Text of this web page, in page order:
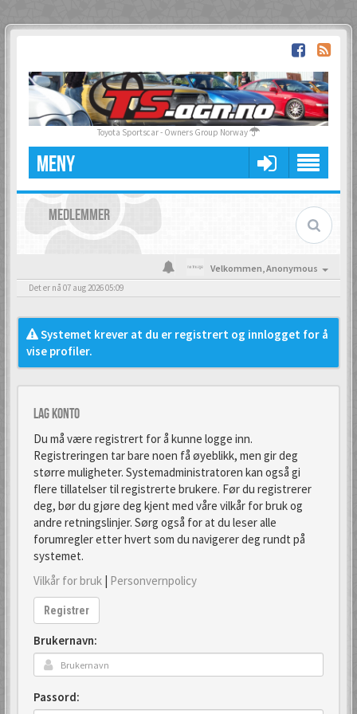
Toyota Sportscar - Owners Group Norway
MENY
MEDLEMMER
Velkommen,Anonymous
Det er nå 07 aug 2026 05:09
Systemet krever at du er registrert og innlogget for å
vise profiler.
Lag konto
Du må være registrert for å kunne logge inn.
Registreringen tar bare noen få øyeblikk, men gir deg
større muligheter. Systemadministratoren kan også gi
flere tillatelser til registrerte brukere. Før du registrerer
deg, bør du gjøre deg kjent med våre vilkår for bruk og
andre retningslinjer. Sørg også for at du leser alle
forumregler etter hvert som du navigerer deg rundt på
systemet.
Vilkår for bruk | Personvernpolicy
Registrer
Brukernavn:
Passord: